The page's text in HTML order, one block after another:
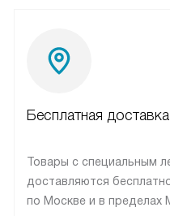
Бесплатная доставка
Товары с специальным
доставляются
по Москве и в пределах